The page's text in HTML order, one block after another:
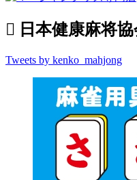
日本健康麻将
Tweets by kenko_mahjong